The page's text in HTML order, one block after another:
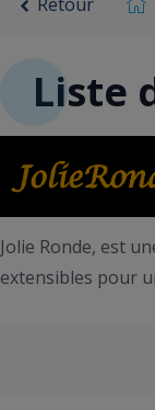
Liste
Jolie Ronde, est
extensibles pour